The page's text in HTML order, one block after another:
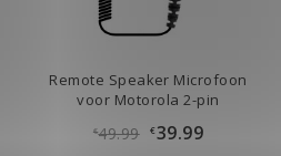
Remote Speaker Microfoon
voor Motorola 2-pin
€49.99 €39.99